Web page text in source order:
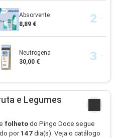
Absorvente
8,89 €
Neutrogena
30,00 €
e Legumes
folhetodo Pingo Doce segue
por 147dia(s). Veja o catálogo